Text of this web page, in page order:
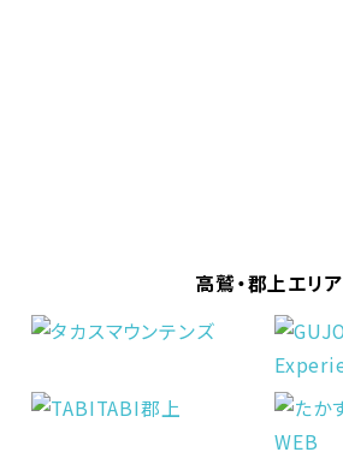
高鷲・郡上エリア